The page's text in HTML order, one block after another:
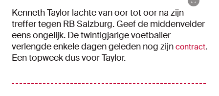
Kenneth Taylor lachte van oor tot oor na zijn
treffer tegen RB Salzburg. Geef de middenvelder
eens ongelijk. De twintigjarige voetballer
verlengde enkele dagen geleden nog zijncontract.
Een topweek dus voor Taylor.